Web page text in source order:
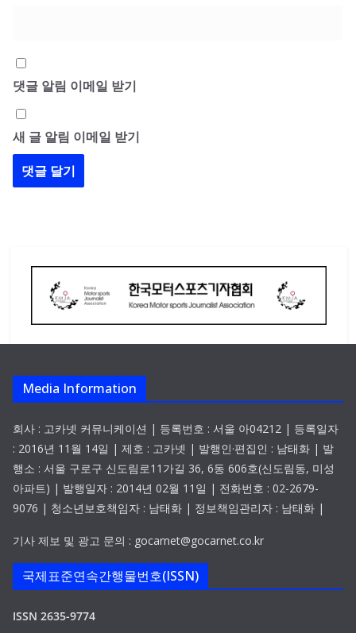
댓글 알림 이메일 받기
새 글 알림 이메일 받기
Media Information
회사 : 고카넷 커뮤니케이션 | 등록번호 : 서울 아04212 | 등록일자
: 2016년 11월 14일 | 제호 : 고카넷 | 발행인·편집인 : 남태화 | 발
행소 : 서울 구로구 신도림로11가길 36, 6동 606호(신도림동, 미성
아파트) | 발행일자 : 2014년 02월 11일 | 전화번호 : 02-2679-
9076 | 청소년보호책임자 : 남태화 | 정보책임관리자 : 남태화 |
기사 제보 및 광고 문의 : gocarnet@gocarnet.co.kr
국제표준연속간행물번호(ISSN)
ISSN 2635-9774